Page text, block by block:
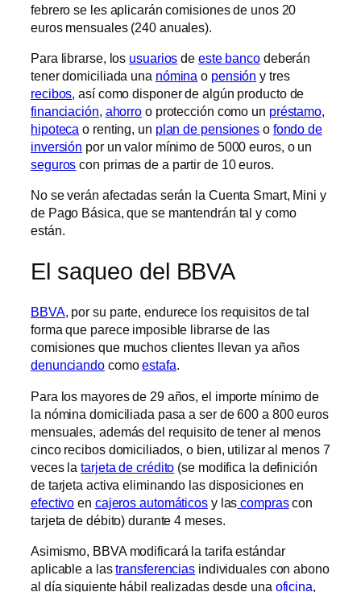
febrero se les aplicarán comisiones de unos 20
euros mensuales (240 anuales).
Para librarse, los usuarios de este bancodeberán
tener domiciliada una nómina o pensión y tres
recibos, así como disponer de algún producto de
financiación, ahorro o protección como un préstamo,
hipoteca o renting, un plan de pensiones o fondo de
inversión por un valor mínimo de 5000 euros, o un
seguros con primas de a partir de 10 euros.
No se verán afectadas serán la Cuenta Smart, Mini y
de Pago Básica, que se mantendrán tal y como
están.
El saqueo del BBVA
BBVA, por su parte, endurece los requisitos de tal
forma que parece imposible librarse de las
comisiones que muchos clientes llevan ya años
denunciandocomoestafa.
Para los mayores de 29 años, el importe mínimo de
la nómina domiciliada pasa a ser de 600 a 800 euros
mensuales, además del requisito de tener al menos
cinco recibos domiciliados, o bien, utilizar al menos 7
veces latarjeta de crédito (se modifica la definición
de tarjeta activa eliminando las disposiciones en
efectivo en cajeros automáticosy las comprascon
tarjeta de débito) durante 4 meses.
Asimismo, BBVA modificará la tarifa estándar
aplicable a lastransferencias individuales con abono
al día siguiente hábil realizadas desde una oficina,